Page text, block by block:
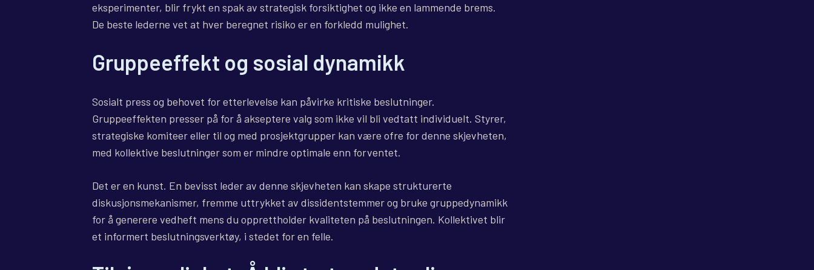
eksperimenter, blir frykt en spak av strategisk forsiktighet og ikke en lammende brems.
De beste lederne vet at hver beregnet risiko er en forkledd mulighet.
Gruppeeffekt og sosial dynamikk
Sosialt press og behovet for etterlevelse kan påvirke kritiske beslutninger.
Gruppeeffekten presser på for å akseptere valg som ikke vil bli vedtatt individuelt. Styrer,
strategiske komiteer eller til og med prosjektgrupper kan være ofre for denne skjevheten,
med kollektive beslutninger som er mindre optimale enn forventet.
Det er en kunst. En bevisst leder av denne skjevheten kan skape strukturerte
diskusjonsmekanismer, fremme uttrykket av dissidentstemmer og bruke gruppedynamikk
for å generere vedheft mens du opprettholder kvaliteten på beslutningen. Kollektivet blir
et informert beslutningsverktøy, i stedet for en felle.